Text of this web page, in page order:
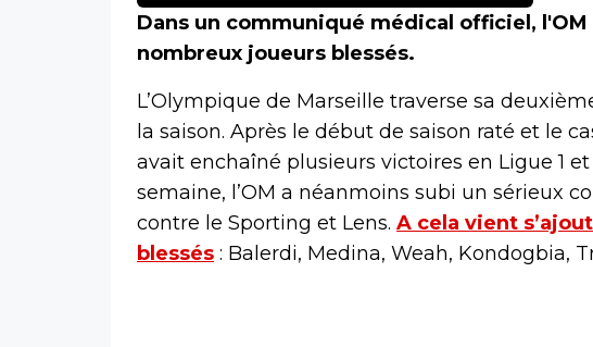
Dans un communiqué médical officiel,
nombreux joueurs blessés.
L’Olympique de Marseille traverse sa
la saison. Après le début de saison raté et le
avait enchaîné plusieurs victoires en Ligue 1
semaine, l’OM a néanmoins subi un sérieux
contre le Sporting et Lens. A cela vient
blessés : Balerdi, Medina, Weah, Kondogbia,